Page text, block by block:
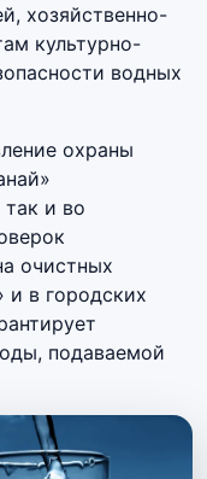
хозяйственно-
культурно-
водных
охраны
и во
очистных
в городских
подаваемой